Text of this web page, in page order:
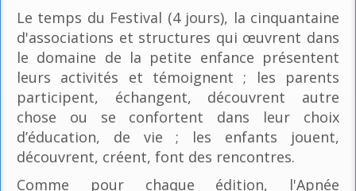
Le temps du Festival (4 jours), la cinquantaine
d'associations et structures qui œuvrent dans
le domaine de la petite enfance présentent
leurs activités et témoignent ; les parents
participent, échangent, découvrent autre
chose ou se confortent dans leur choix
d’éducation, de vie ; les enfants jouent,
découvrent, créent, font des rencontres.
Comme pour chaque édition, l'Apnée